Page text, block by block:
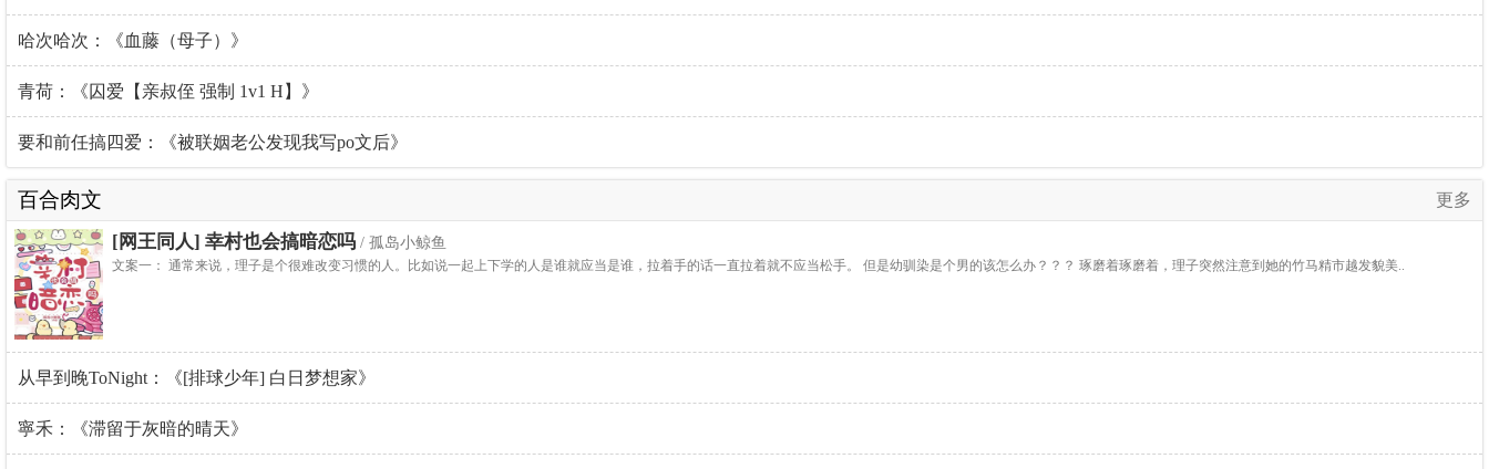
哈次哈次：《血藤（母子）》
青荷：《囚爱【亲叔侄 强制 1v1 H】》
要和前任搞四爱：《被联姻老公发现我写po文后》
百合肉文 更多
[网王同人] 幸村也会搞暗恋吗 / 孤岛小鲸鱼
文案一： 通常来说，理子是个很难改变习惯的人。比如说一起上下学的人是谁就应当是谁，拉着手的话一直拉着就不应当松手。 但是幼驯染是个男的该怎么办？？？ 琢磨着琢磨着，理子突然注意到她的竹马精市越发貌美..
从早到晚ToNight：《[排球少年] 白日梦想家》
寧禾：《滞留于灰暗的晴天》